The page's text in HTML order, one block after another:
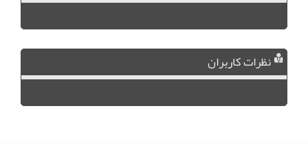
نظرات کاربران